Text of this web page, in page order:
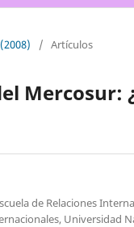
/ Artículos
Mercosur:
de Relaciones
Universidad